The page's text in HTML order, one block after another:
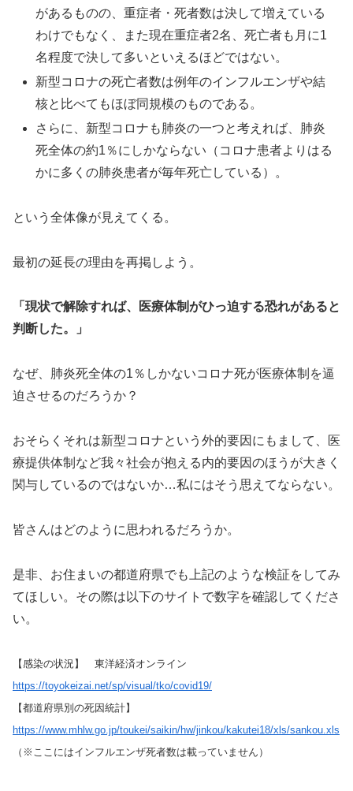
があるものの、重症者・死者数は決して増えている
わけでもなく、また現在重症者2名、死亡者も月に1
名程度で決して多いといえるほどではない。
新型コロナの死亡者数は例年のインフルエンザや結
核と比べてもほぼ同規模のものである。
さらに、新型コロナも肺炎の一つと考えれば、肺炎
死全体の約1％にしかならない（コロナ患者よりはる
かに多くの肺炎患者が毎年死亡している）。
という全体像が見えてくる。
最初の延長の理由を再掲しよう。
「現状で解除すれば、医療体制がひっ迫する恐れがあると
判断した。」
なぜ、肺炎死全体の1％しかないコロナ死が医療体制を逼
迫させるのだろうか？
おそらくそれは新型コロナという外的要因にもまして、医
療提供体制など我々社会が抱える内的要因のほうが大きく
関与しているのではないか…私にはそう思えてならない。
皆さんはどのように思われるだろうか。
是非、お住まいの都道府県でも上記のような検証をしてみ
てほしい。その際は以下のサイトで数字を確認してくださ
い。
【感染の状況】 東洋経済オンライン
https://toyokeizai.net/sp/visual/tko/covid19/
【都道府県別の死因統計】
https://www.mhlw.go.jp/toukei/saikin/hw/jinkou/kakutei18/xls/sankou.xls
（※ここにはインフルエンザ死者数は載っていません）